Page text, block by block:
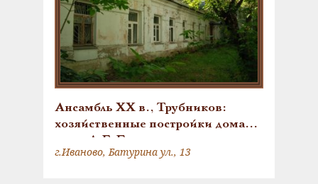
Ансамбль XX в., Трубников:
хозяйственные постройки дома
сына Д.Г. Бурылина; ограда с
решеткой; парк
г.Иваново, Батурина ул., 13